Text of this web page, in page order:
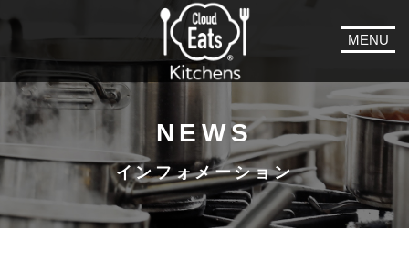
MENU
NEWS
インフォメーション